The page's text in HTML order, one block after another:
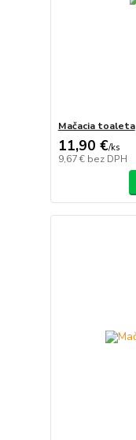
Mačacia toaleta
11,90 €/ks
9,67 € bez DPH